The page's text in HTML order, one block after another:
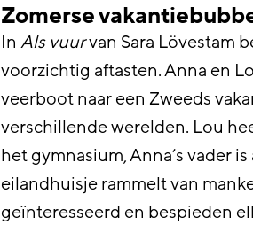
Zomerse
InAls vuurvan Sara Lövestam
voorzichtig aftasten. Anna en
veerboot naar een Zweeds
verschillende werelden. Lou
het gymnasium, Anna’s vader
eilandhuisje rammelt van
geïnteresseerd en bespieden